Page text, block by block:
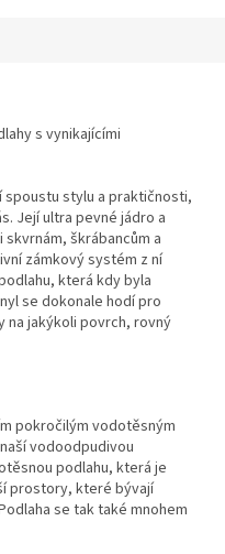
s vynikajícími
stylu a praktičnosti,
Její ultra pevné jádro a
škrábancům a
zámkový systém z ní
která kdy byla
se dokonale hodí pro
na jakýkoli povrch, rovný
pokročilým vodotěsným
vodoodpudivou
podlahu, která je
prostory, které bývají
se tak také mnohem